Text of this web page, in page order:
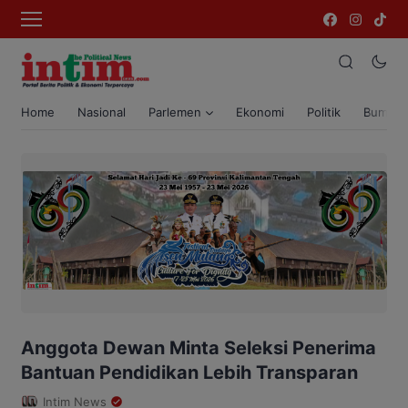
Home Nasional Parlemen Ekonomi Politik Bumi
Anggota Dewan Minta Seleksi Penerima
Bantuan Pendidikan Lebih Transparan
Intim News